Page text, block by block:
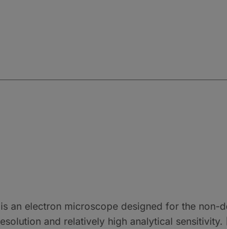
an electron microscope designed for the
and relatively high analytical